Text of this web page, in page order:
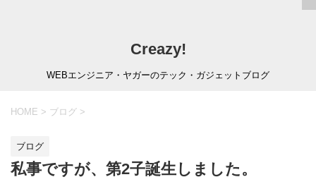
Creazy!
WEBエンジニア・ヤガーのテック・ガジェットブログ
HOME > ブログ >
ブログ
私事ですが、第2子誕生しました。